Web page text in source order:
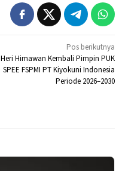
Pos berikutnya
Heri Himawan Kembali Pimpin PUK
SPEE FSPMI PT Kiyokuni Indonesia
Periode 2026–2030